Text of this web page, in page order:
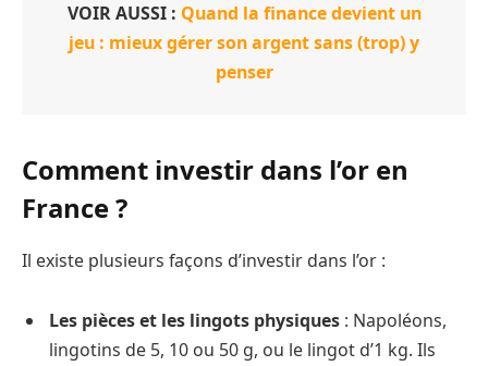
VOIR AUSSI : Quand la finance devient un
jeu : mieux gérer son argent sans (trop) y
penser
Comment investir dans l’or en
France ?
Il existe plusieurs façons d’investir dans l’or :
Les pièces et les lingots physiques : Napoléons,
lingotins de 5, 10 ou 50 g, ou le lingot d’1 kg. Ils